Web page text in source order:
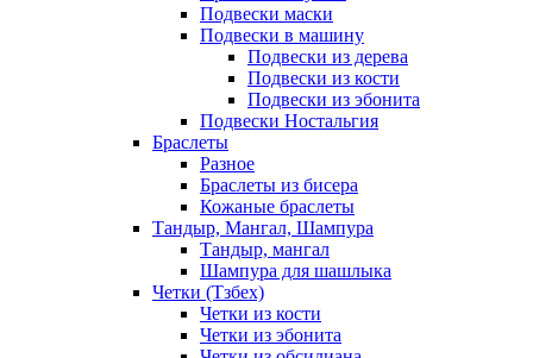
Подвески маски
Подвески в машину
Подвески из дерева
Подвески из кости
Подвески из эбонита
Подвески Ностальгия
Браслеты
Разное
Браслеты из бисера
Кожаные браслеты
Тандыр, Мангал, Шампура
Тандыр, мангал
Шампура для шашлыка
Четки (Тзбех)
Четки из кости
Четки из эбонита